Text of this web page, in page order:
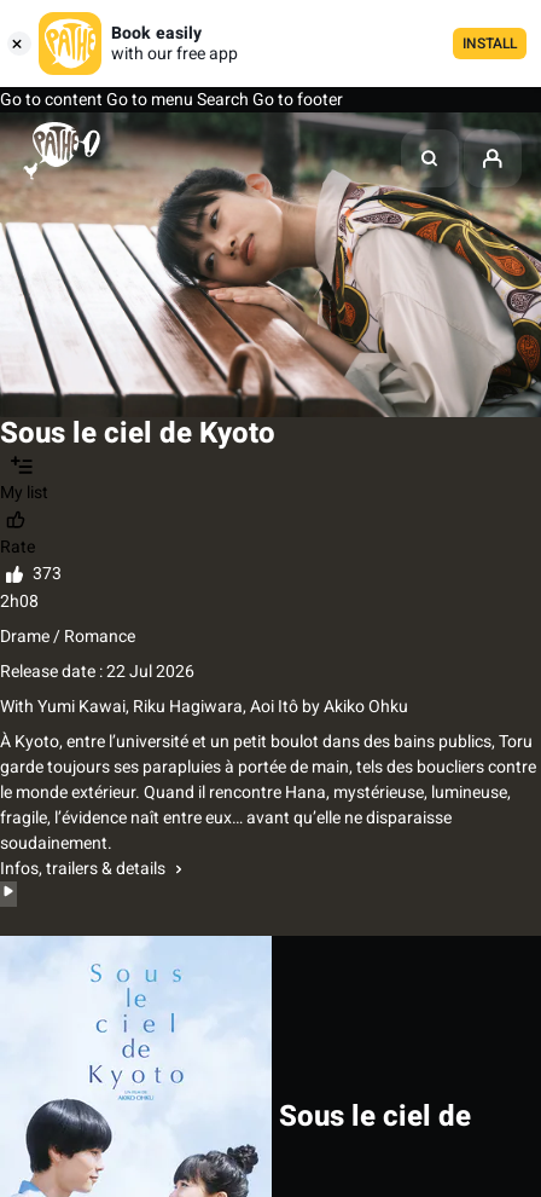
Book easily
with our free app
INSTALL
Go to contentGo to menuSearchGo to footer
Sous le ciel de Kyoto
My list
Rate
373
2h08
Drame / Romance
Release date : 22 Jul 2026
WithYumi Kawai, Riku Hagiwara,Aoi ItôbyAkiko Ohku
À Kyoto, entre l’université et un petit boulot dans des bains publics, Toru
garde toujours ses parapluies à portée de main, tels des boucliers contre
le monde extérieur. Quand il rencontre Hana, mystérieuse, lumineuse,
fragile, l’évidence naît entre eux… avant qu’elle ne disparaisse
soudainement.
Infos, trailers & details
Sous le ciel de